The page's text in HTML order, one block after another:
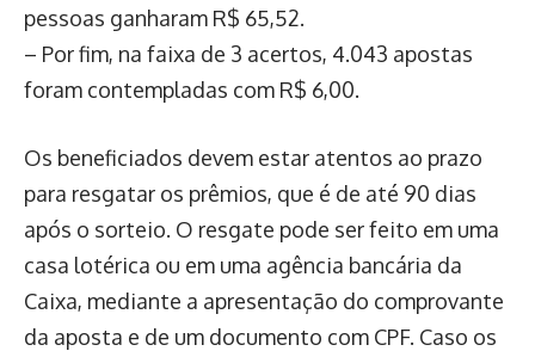
pessoas ganharam R$ 65,52.
– Por fim, na faixa de 3 acertos, 4.043 apostas
foram contempladas com R$ 6,00.
Os beneficiados devem estar atentos ao prazo
para resgatar os prêmios, que é de até 90 dias
após o sorteio. O resgate pode ser feito em uma
casa lotérica ou em uma agência bancária da
Caixa, mediante a apresentação do comprovante
da aposta e de um documento com CPF. Caso os